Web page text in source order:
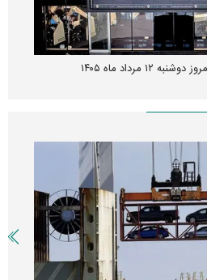
مرداد ماه ۱۴۰۵